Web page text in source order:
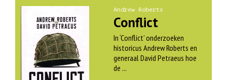
Andrew Roberts
Conflict
In ‘Conflict’ onderzoeken
historicus Andrew Roberts en
generaal David Petraeus hoe
de ...